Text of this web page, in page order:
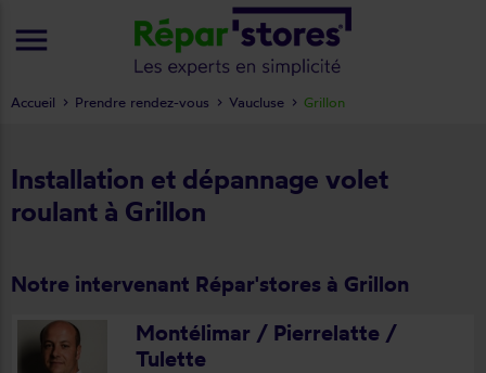
Installation et dépannage volet
roulant à Grillon
Notre intervenant Répar'stores à Grillon
Montélimar / Pierrelatte /
Tulette
Accueil Prendre rendez-vous Vaucluse Grillon
menu